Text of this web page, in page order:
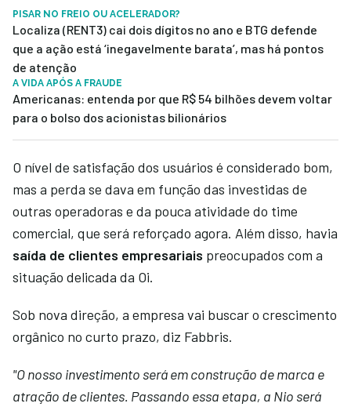
PISAR NO FREIO OU ACELERADOR?
Localiza (RENT3) cai dois dígitos no ano e BTG defende
que a ação está ‘inegavelmente barata’, mas há pontos
de atenção
A VIDA APÓS A FRAUDE
Americanas: entenda por que R$ 54 bilhões devem voltar
para o bolso dos acionistas bilionários
O nível de satisfação dos usuários é considerado bom,
mas a perda se dava em função das investidas de
outras operadoras e da pouca atividade do time
comercial, que será reforçado agora. Além disso, havia
saída de clientes empresariais preocupados com a
situação delicada da Oi.
Sob nova direção, a empresa vai buscar o crescimento
orgânico no curto prazo, diz Fabbris.
"O nosso investimento será em construção de marca e
atração de clientes. Passando essa etapa, a Nio será